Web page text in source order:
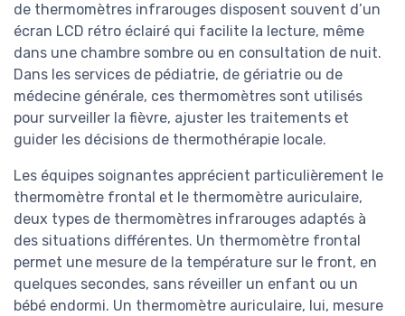
de thermomètres infrarouges disposent souvent d’un
écran LCD rétro éclairé qui facilite la lecture, même
dans une chambre sombre ou en consultation de nuit.
Dans les services de pédiatrie, de gériatrie ou de
médecine générale, ces thermomètres sont utilisés
pour surveiller la fièvre, ajuster les traitements et
guider les décisions de thermothérapie locale.
Les équipes soignantes apprécient particulièrement le
thermomètre frontal et le thermomètre auriculaire,
deux types de thermomètres infrarouges adaptés à
des situations différentes. Un thermomètre frontal
permet une mesure de la température sur le front, en
quelques secondes, sans réveiller un enfant ou un
bébé endormi. Un thermomètre auriculaire, lui, mesure